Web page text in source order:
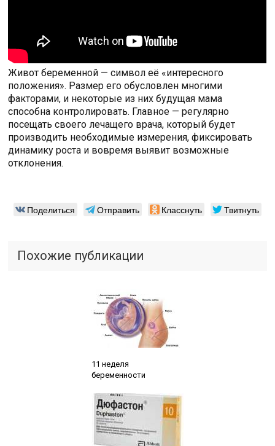
Живот беременной — символ её «интересного
положения». Размер его обусловлен многими
факторами, и некоторые из них будущая мама
способна контролировать. Главное — регулярно
посещать своего лечащего врача, который будет
производить необходимые измерения, фиксировать
динамику роста и вовремя выявит возможные
отклонения.
Поделиться Отправить Класснуть Твитнуть
Похожие публикации
11 неделя
беременности